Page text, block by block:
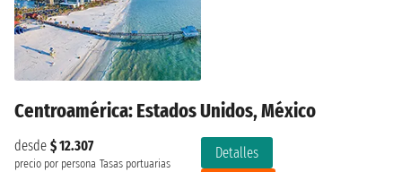
Centroamérica: Estados Unidos, México
desde $ 12.307
precio por persona Tasas portuarias
Detalles